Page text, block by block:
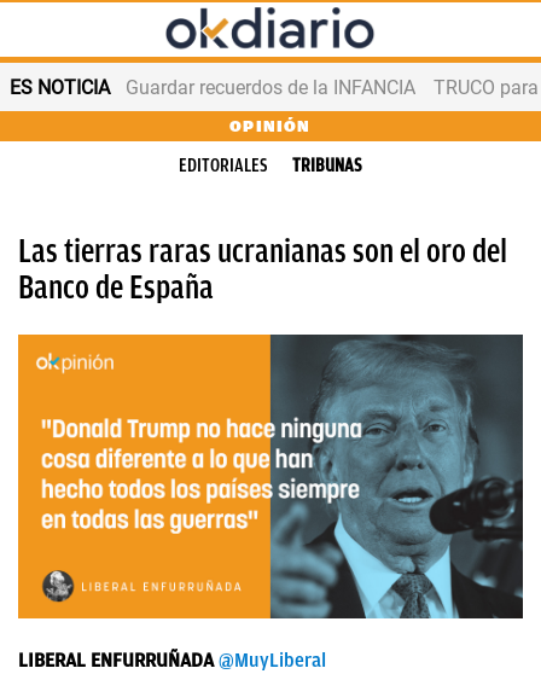
ES NOTICIA Guardar recuerdos de la INFANCIA TRUCO
OPINIÓN
EDITORIALES TRIBUNAS
Las tierras raras ucranianas son el oro del
Banco de España
LIBERAL ENFURRUÑADA @MuyLiberal